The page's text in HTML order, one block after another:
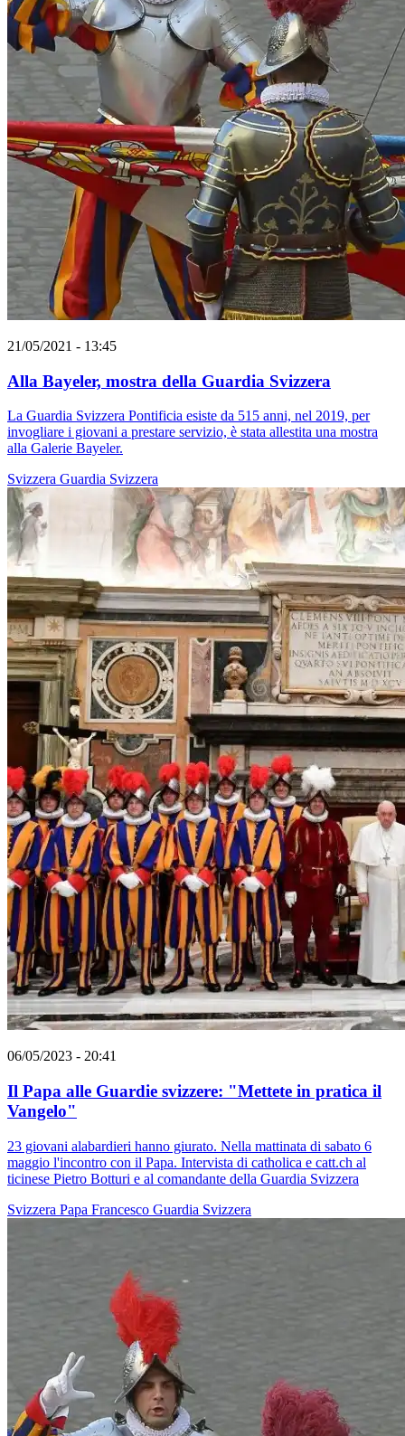
21/05/2021 - 13:45
Alla Bayeler, mostra della Guardia Svizzera
La Guardia Svizzera Pontificia esiste da 515 anni, nel 2019, per
invogliare i giovani a prestare servizio, è stata allestita una mostra
alla Galerie Bayeler.
Svizzera Guardia Svizzera
06/05/2023 - 20:41
Il Papa alle Guardie svizzere: "Mettete in pratica il
Vangelo"
23 giovani alabardieri hanno giurato. Nella mattinata di sabato 6
maggio l'incontro con il Papa. Intervista di catholica e catt.ch al
ticinese Pietro Botturi e al comandante della Guardia Svizzera
Svizzera Papa Francesco Guardia Svizzera